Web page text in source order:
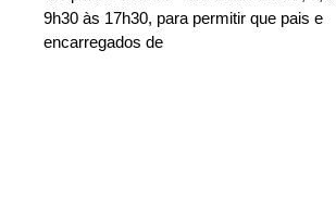
9h30 às 17h30, para permitir que pais e
encarregados de